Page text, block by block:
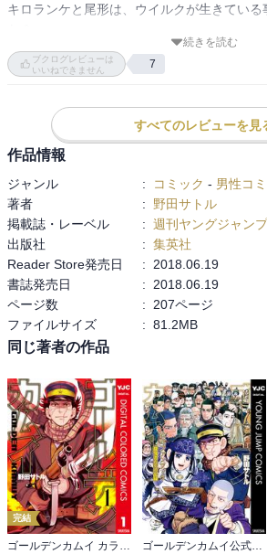
キロランケと尾形は、ウイルクが生きている
キロランケはどうやら元パルチザンの様子（
よく知らないが）。
杉本は頭を撃たれたが、鶴見中尉に助けら
キロランケと尾形は、アシリパと白石を連れ
の鯉登少尉、月島軍曹が一緒に樺太へアシリ
インカラマッ「金塊を誰が手に入れようが私
谷垣「、、、」（女は恐ろしい、と二瓶徹三
出す）
のくだりが好きで印象深い。
続きを読む
ブクログレビューは
いいねできません
7
すべてのレビューを見
作品情報
ジャンル : コミック - 男性コ
著者
:
野田サトル
掲載誌・レーベル
: 週刊ヤングジャンプ
出版社
: 集英社
Reader Store発売日
:
2018.06.19
書誌発売日
:
2018.06.19
ページ数
:
207ページ
ファイルサイズ
: 81.2MB
同じ著者の作品
完結
ゴールデンカムイ カラー版
ゴールデンカムイ公式ファンブック 探究者たちの記録